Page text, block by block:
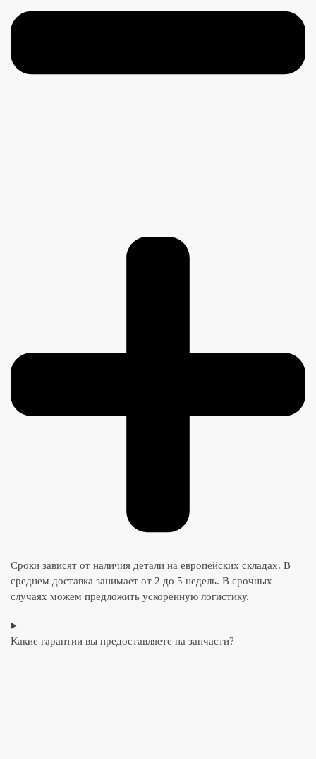
Сроки зависят от наличия детали на европейских складах. В
среднем доставка занимает от 2 до 5 недель. В срочных
случаях можем предложить ускоренную логистику.
Какие гарантии вы предоставляете на запчасти?